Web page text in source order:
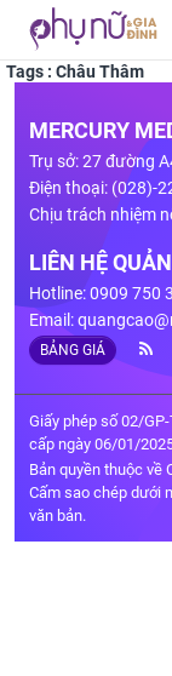
Tags : Châu Thâm
MERCURY
Trụ sở: 27 đường
Điện thoại: (028)-
Chịu trách nhiệm
LIÊN HỆ
Hotline: 0909 750
Email:
BẢNG GIÁ
Giấy phép số 02/
cấp ngày 06/01/
Bản quyền thuộc về
Cấm sao chép dưới
văn bản.